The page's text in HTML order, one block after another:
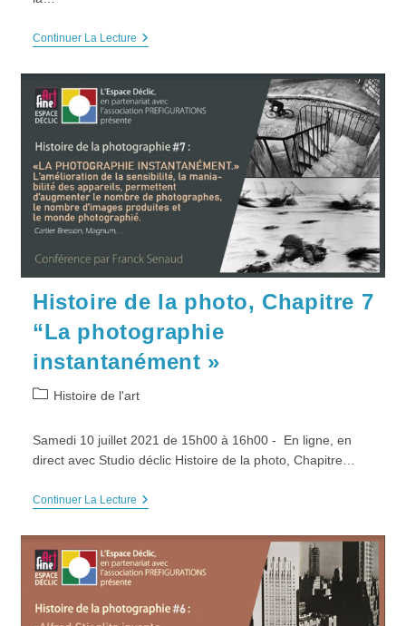
Continuer La LectureConférence
Photo
:
“la
Photo
Par
Le
Cadre”,
Septembre
Histoire de la photo, Chapitre 7
“La photographie
instantanément »
PostHistoire de l'art
Samedi 10 juillet 2021 de 15h00 à 16h00 - En ligne, en
direct avec Studio déclic Histoire de la photo, Chapitre…
Continuer La LectureHistoire
Chapitre
7
Photographie
Instantanément »